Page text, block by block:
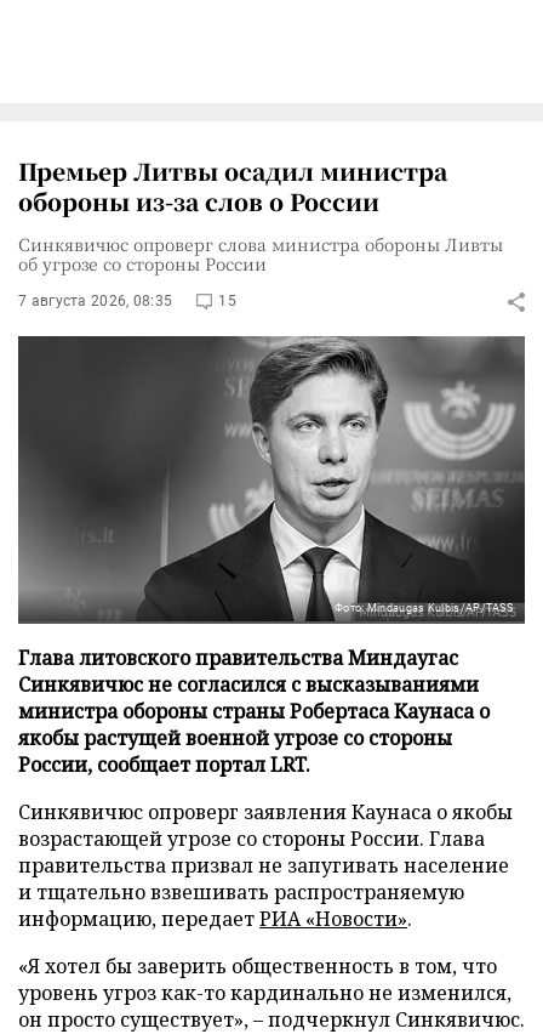
Премьер Литвы осадил министра
обороны из-за слов о России
Синкявичюс опроверг слова министра обороны Ливты
об угрозе со стороны России
7 августа 2026, 08:35 15
Фото: Mindaugas Kulbis/AP/TASS
Глава литовского правительства Миндаугас
Синкявичюс не согласился с высказываниями
министра обороны страны Робертаса Каунаса о
якобы растущей военной угрозе со стороны
России, сообщает портал LRT.
Синкявичюс опроверг заявления Каунаса о якобы
возрастающей угрозе со стороны России. Глава
правительства призвал не запугивать население
и тщательно взвешивать распространяемую
информацию, передаетРИА «Новости».
«Я хотел бы заверить общественность в том, что
уровень угроз как-то кардинально не изменился,
он просто существует», – подчеркнул Синкявичюс.